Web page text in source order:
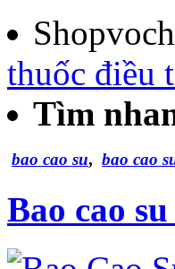
thuốc điều
Tìm
bao cao su, bao cao
Bao cao